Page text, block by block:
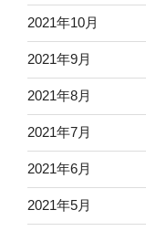
2021年10月
2021年9月
2021年8月
2021年7月
2021年6月
2021年5月